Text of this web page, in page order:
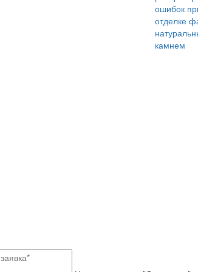
ошибок
отделке
камнем